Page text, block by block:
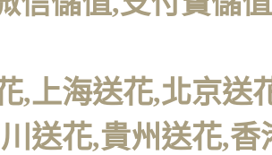
,上海送花,北京送
送花,貴州送花,